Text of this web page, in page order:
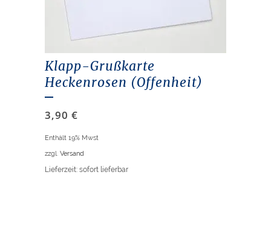
Klapp-Grußkarte
Heckenrosen (Offenheit)
3,90 €
Enthält 19% Mwst
zzgl. Versand
Lieferzeit: sofort lieferbar